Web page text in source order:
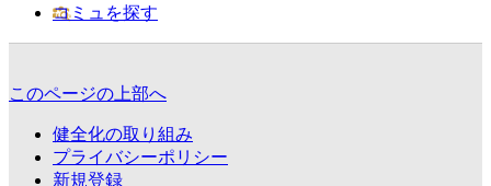
コミュを探す
このページの上部へ
健全化の取り組み
プライバシーポリシー
新規登録